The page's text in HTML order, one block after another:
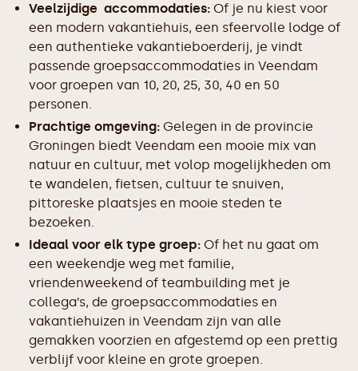
Veelzijdige accommodaties: Of je nu kiest voor
een modern vakantiehuis, een sfeervolle lodge of
een authentieke vakantieboerderij, je vindt
passende groepsaccommodaties in Veendam
voor groepen van 10, 20, 25, 30, 40 en 50
personen.
Prachtige omgeving: Gelegen in de provincie
Groningen biedt Veendam een mooie mix van
natuur en cultuur, met volop mogelijkheden om
te wandelen, fietsen, cultuur te snuiven,
pittoreske plaatsjes en mooie steden te
bezoeken.
Ideaal voor elk type groep: Of het nu gaat om
een weekendje weg met familie,
vriendenweekend of teambuilding met je
collega’s, de groepsaccommodaties en
vakantiehuizen in Veendam zijn van alle
gemakken voorzien en afgestemd op een prettig
verblijf voor kleine en grote groepen.